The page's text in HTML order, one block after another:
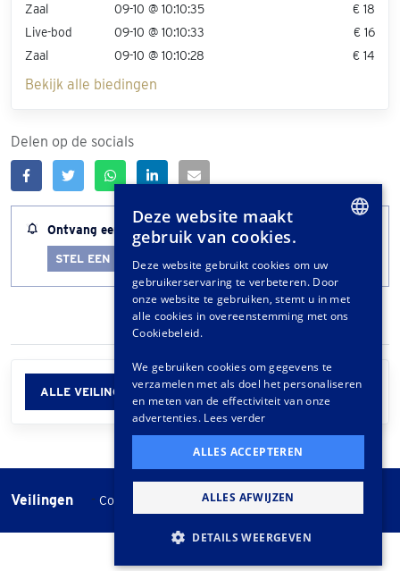
Zaal
09-10 @ 10:10:35
€ 18
Live-bod
09-10 @ 10:10:33
€ 16
Zaal
09-10 @ 10:10:28 € 14
Bekijk alle biedingen
Delen op de socials
Ontvang een melding wanneer dit kavel bijna afloopt
STEL EEN LOTALERT IN
ALLE VEILINGINFORMATIE
Veilingen - Cookie instellingen Veilingvoorwaarden
GERMAN
FRENCH
Deze website maakt
gebruik van cookies.
Deze website gebruikt cookies om uw
gebruikerservaring te verbeteren. Door
onze website te gebruiken, stemt u in met
alle cookies in overeenstemming met ons
Cookiebeleid.
We gebruiken cookies om gegevens te
verzamelen met als doel het personaliseren
en meten van de effectiviteit van onze
advertenties. Lees verder
ALLES ACCEPTEREN
ALLES AFWIJZEN
DETAILS WEERGEVEN